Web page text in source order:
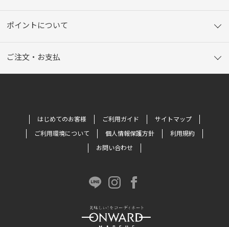
ポイントについて
ご注文・お支払
はじめてのお客様 ご利用ガイド
サイトマップ
ご利用環境について
個人情報保護方針
利用規約
お問い合わせ